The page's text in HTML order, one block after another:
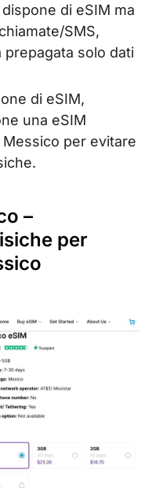
di eSIM ma
SMS,
prepagata solo dati
di eSIM,
una eSIM
per evitare
–
per